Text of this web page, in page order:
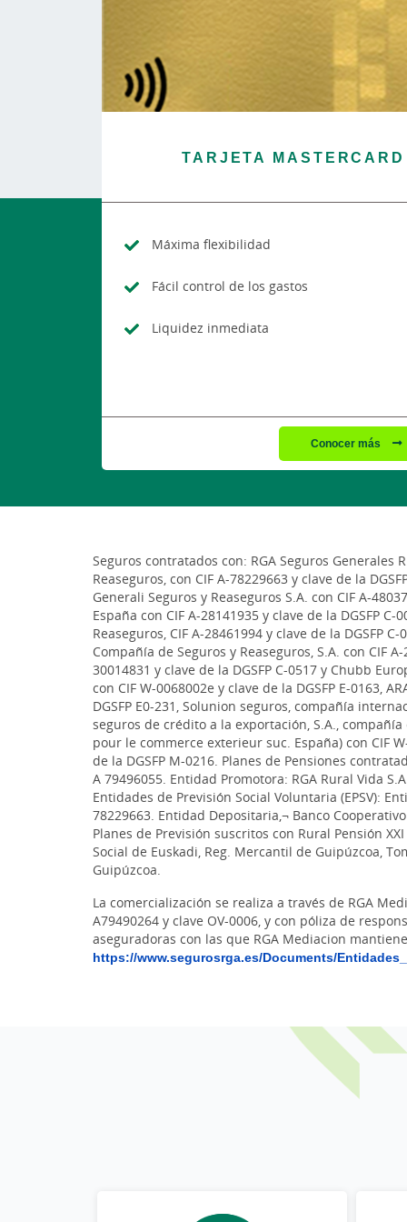
TARJETA
Máxima flexibilidad
Fácil control de los gastos
Liquidez inmediata
Conocer más
Seguros contratados con: RGA Seguros Generales
Reaseguros, con CIF A-78229663 y clave de la
Generali Seguros y Reaseguros S.A. con CIF A-
España con CIF A-28141935 y clave de la DGSFP
Reaseguros, CIF A-28461994 y clave de la DGSFP
Compañía de Seguros y Reaseguros, S.A. con CIF
30014831 y clave de la DGSFP C-0517 y Chubb
con CIF W-0068002e y clave de la DGSFP E-0163,
DGSFP E0-231, Solunion seguros, compañía
seguros de crédito a la exportación, S.A., compañía
pour le commerce exterieur suc. España) con CIF
de la DGSFP M-0216. Planes de Pensiones
A 79496055. Entidad Promotora: RGA Rural Vida
Entidades de Previsión Social Voluntaria (EPSV):
78229663. Entidad Depositaria,¬ Banco
Planes de Previsión suscritos con Rural Pensión
Social de Euskadi, Reg. Mercantil de Guipúzcoa,
Guipúzcoa.
La comercialización se realiza a través de RGA
A79490264 y clave OV-0006, y con póliza de
aseguradoras con las que RGA Mediacion
https://www.segurosrga.es/Documents/